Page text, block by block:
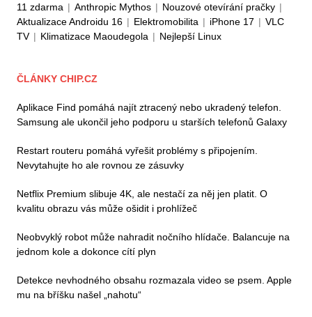
11 zdarma | Anthropic Mythos | Nouzové otevírání pračky |
Aktualizace Androidu 16 | Elektromobilita | iPhone 17 | VLC
TV | Klimatizace Maoudegola | Nejlepší Linux
ČLÁNKY CHIP.CZ
Aplikace Find pomáhá najít ztracený nebo ukradený telefon.
Samsung ale ukončil jeho podporu u starších telefonů Galaxy
Restart routeru pomáhá vyřešit problémy s připojením.
Nevytahujte ho ale rovnou ze zásuvky
Netflix Premium slibuje 4K, ale nestačí za něj jen platit. O
kvalitu obrazu vás může ošidit i prohlížeč
Neobvyklý robot může nahradit nočního hlídače. Balancuje na
jednom kole a dokonce cítí plyn
Detekce nevhodného obsahu rozmazala video se psem. Apple
mu na bříšku našel „nahotu“